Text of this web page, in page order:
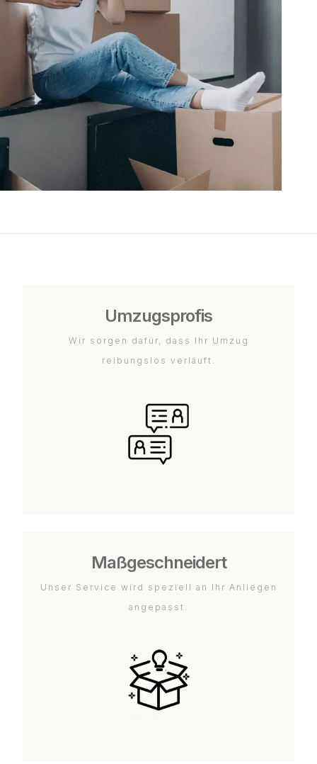
Umzugsprofis
Wir sorgen dafür, dass Ihr Umzug
reibungslos verläuft.
Maßgeschneidert
Unser Service wird speziell an Ihr Anliegen
angepasst.